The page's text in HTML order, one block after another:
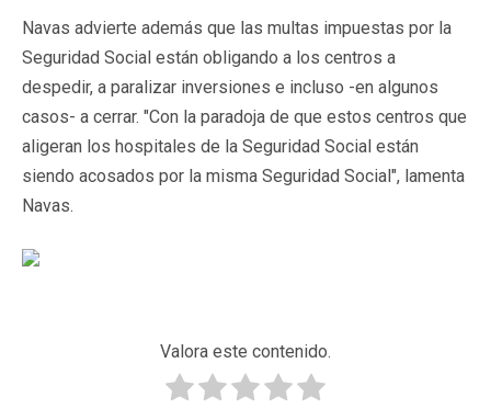
Navas advierte además que las multas impuestas por la
Seguridad Social están obligando a los centros a
despedir, a paralizar inversiones e incluso -en algunos
casos- a cerrar. "Con la paradoja de que estos centros que
aligeran los hospitales de la Seguridad Social están
siendo acosados por la misma Seguridad Social", lamenta
Navas.
Valora este contenido.